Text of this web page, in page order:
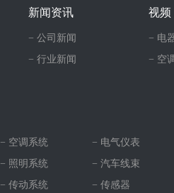
新闻资讯
− 公司新闻
− 行业新闻
视频
− 电
− 空
− 空调系统
− 电气仪表
− 照明系统
− 汽车线束
− 传动系统 − 传感器